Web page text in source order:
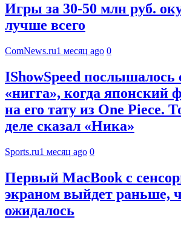
Игры за 30-50 млн руб.
лучше всего
ComNews.ru1 месяц ago 0
IShowSpeed послышалось
«нигга», когда японский
на его тату из One Piece.
деле сказал «Ника»
Sports.ru1 месяц ago 0
Первый MacBook с
экраном выйдет раньше,
ожидалось